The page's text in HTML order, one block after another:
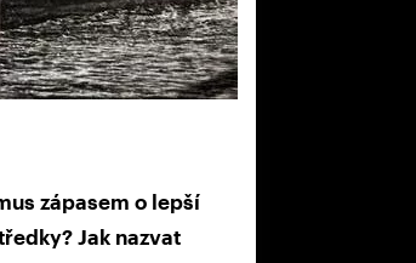
zápasem o lepší
Jak nazvat